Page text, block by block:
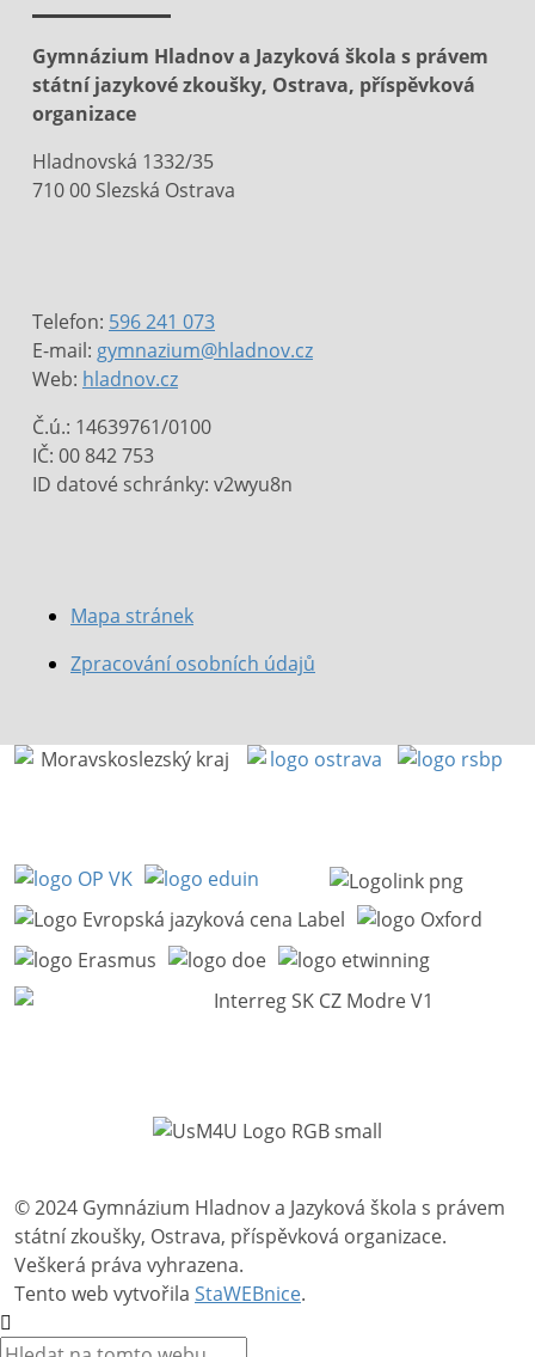
Gymnázium Hladnov a Jazyková škola s právem
státní jazykové zkoušky, Ostrava, příspěvková
organizace
Hladnovská 1332/35
710 00 Slezská Ostrava
Telefon: 596 241 073
E-mail: gymnazium@hladnov.cz
Web: hladnov.cz
Č.ú.: 14639761/0100
IČ: 00 842 753
ID datové schránky: v2wyu8n
Mapa stránek
Zpracování osobních údajů
© 2024 Gymnázium Hladnov a Jazyková škola s právem
státní zkoušky, Ostrava, příspěvková organizace.
Veškerá práva vyhrazena.
Tento web vytvořila StaWEBnice.